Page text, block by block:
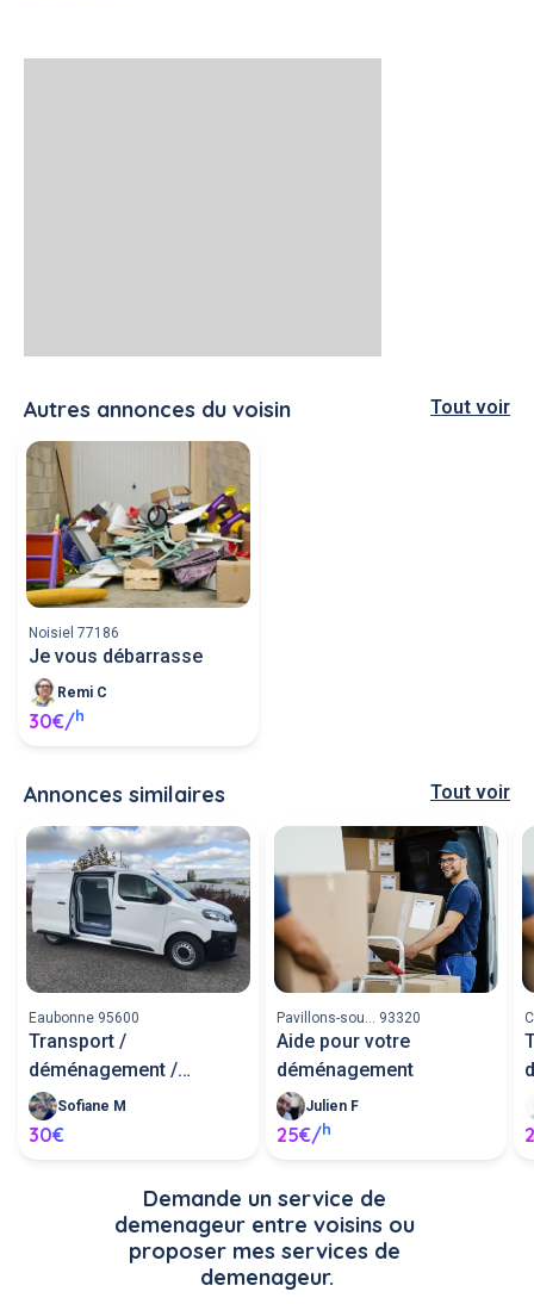
Autres annonces du voisin Tout voir
Noisiel 77186
Je vous débarrasse
Remi C
30€/h
Annonces similaires Tout voir
Eaubonne 95600
Transport /
déménagement /
livraison (
Sofiane M
30€
Pavillons-sou... 93320
Aide pour votre
déménagement
Julien F
25€/h
Demande un service de
demenageur entre voisins ou
proposer mes services de
demenageur.